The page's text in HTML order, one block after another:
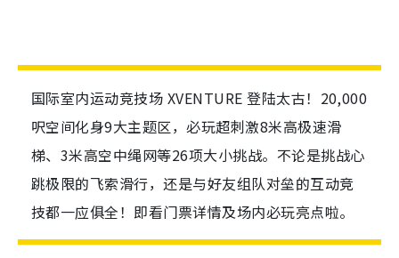
国际室内运动竞技场 XVENTURE 登陆太古！20,000
呎空间化身9大主题区，必玩超刺激8米高极速滑
梯、3米高空中绳网等26项大小挑战。不论是挑战心
跳极限的飞索滑行，还是与好友组队对垒的互动竞
技都一应俱全！即看门票详情及场内必玩亮点啦。